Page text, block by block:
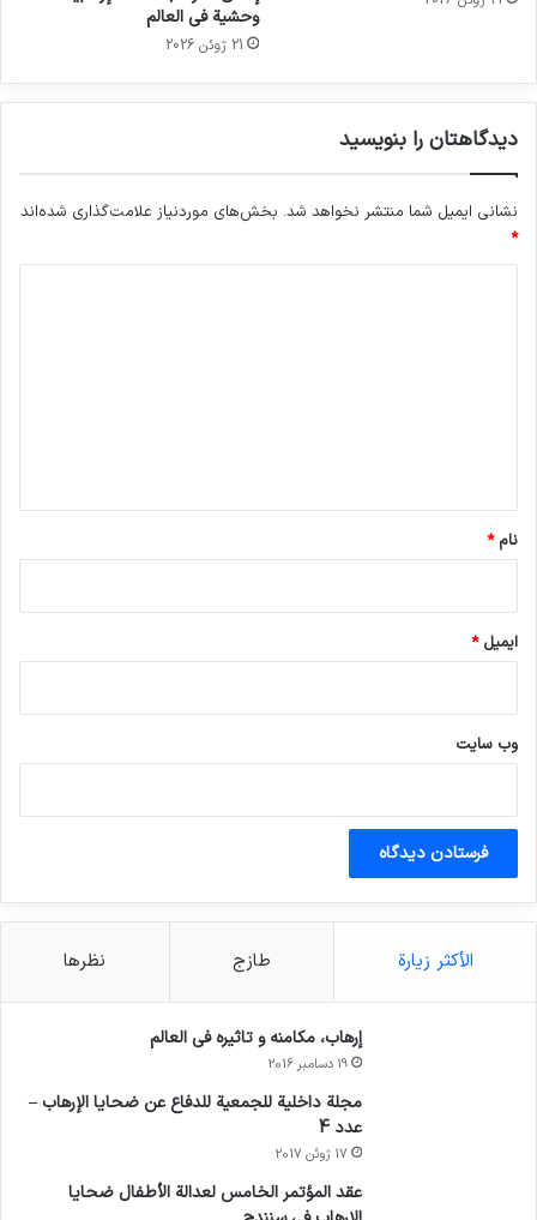
وحشية في العالم
21 ژوئن 2026
دیدگاهتان را بنویسید
نشانی ایمیل شما منتشر نخواهد شد. بخش‌های موردنیاز علامت‌گذاری شده‌اند
*
نام*
ایمیل*
وب‌ سایت
الأكثر زيارة طازج نظرها
إرهاب، مكامنه و تاثيره في العالم
19 دسامبر 2016
مجلة داخلية للجمعية للدفاع عن ضحايا الإرهاب –
عدد 4
17 ژوئن 2017
عقد المؤتمر الخامس لعدالة الأطفال ضحايا